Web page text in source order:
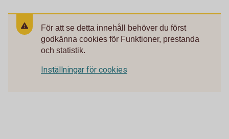
För att se detta innehåll behöver du först
godkänna cookies för Funktioner, prestanda
och statistik.
Inställningar för cookies